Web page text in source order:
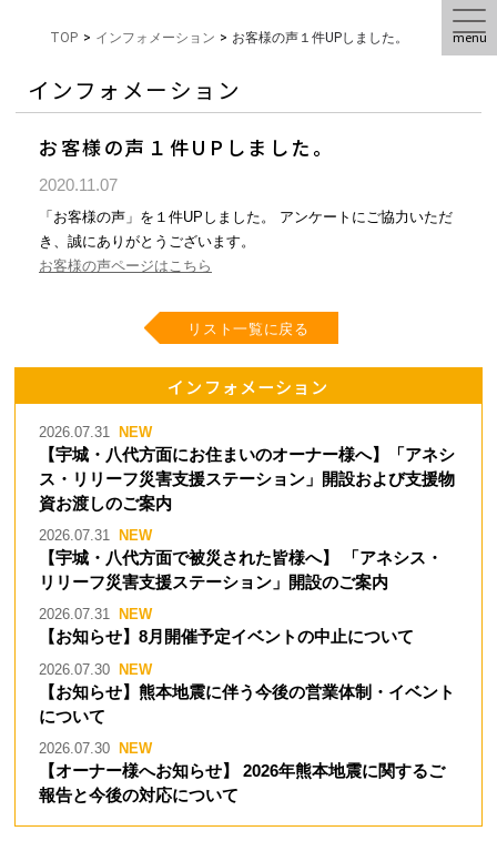
menu
TOP > インフォメーション > お客様の声１件UPしました。
インフォメーション
お客様の声１件UPしました。
2020.11.07
「お客様の声」を１件UPしました。 アンケートにご協力いただ
き、誠にありがとうございます。
お客様の声ページはこちら
リスト一覧に戻る
インフォメーション
2026.07.31
【宇城・八代方面にお住まいのオーナー様へ】「アネシ
ス・リリーフ災害支援ステーション」開設および支援物
資お渡しのご案内
2026.07.31
【宇城・八代方面で被災された皆様へ】 「アネシス・
リリーフ災害支援ステーション」開設のご案内
2026.07.31
【お知らせ】8月開催予定イベントの中止について
2026.07.30
【お知らせ】熊本地震に伴う今後の営業体制・イベント
について
2026.07.30
【オーナー様へお知らせ】 2026年熊本地震に関するご
報告と今後の対応について